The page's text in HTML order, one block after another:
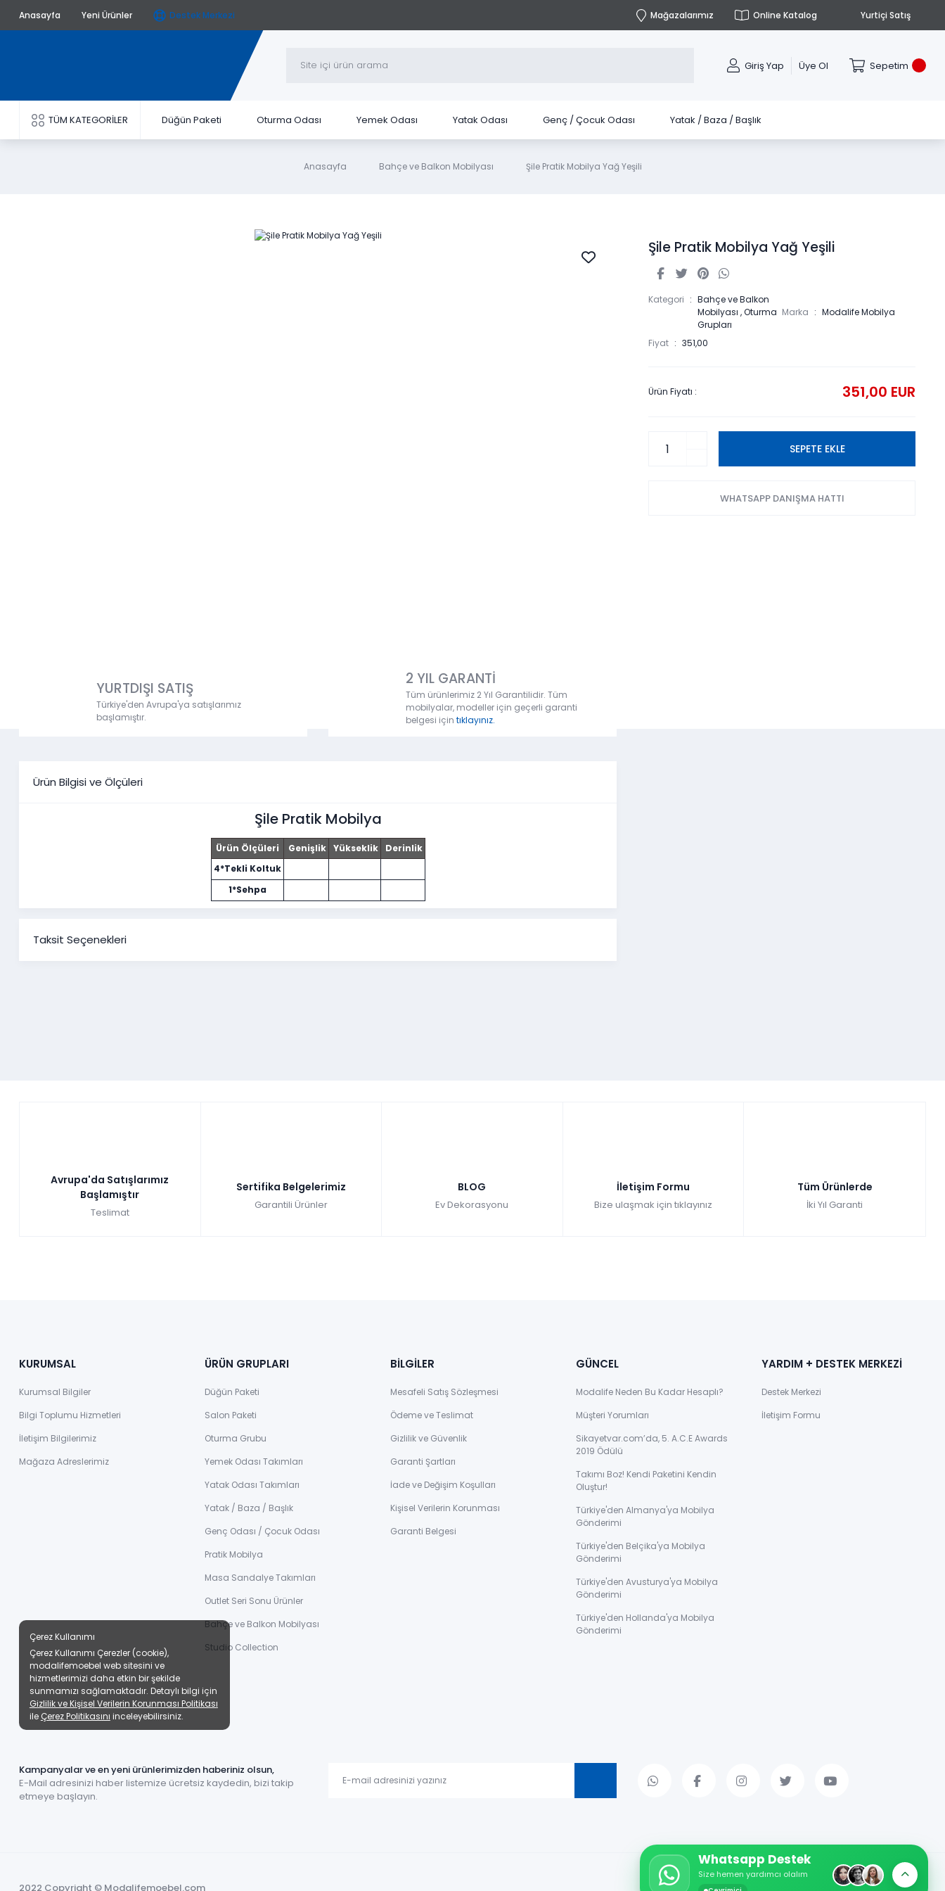
Anasayfa Yeni Ürünler Destek Merkezi Mağazalarımız Online Katalog Yurtiçi Satış
Giriş Yap Üye Ol Sepetim
TÜM KATEGORİLER Düğün Paketi Oturma Odası Yemek Odası Yatak Odası Genç / Çocuk Odası Yatak / Baza / Başlık
Anasayfa Bahçe ve Balkon Mobilyası Şile Pratik Mobilya Yağ Yeşili
YURTDIŞI SATIŞ
Türkiye'den Avrupa'ya satışlarımız
başlamıştır.
2 YIL GARANTİ
Tüm ürünlerimiz 2 Yıl Garantilidir. Tüm
mobilyalar, modeller için geçerli garanti
belgesi için tıklayınız.
Ürün Bilgisi ve Ölçüleri
Şile Pratik Mobilya
Ürün Ölçüleri Genişlik Yükseklik
Derinlik
4*Tekli Koltuk
1*Sehpa
Taksit Seçenekleri
Şile Pratik Mobilya Yağ Yeşili
Kategori
Bahçe ve Balkon
Mobilyası ,Oturma
Grupları
Marka Modalife Mobilya
Fiyat 351,00
Ürün Fiyatı : 351,00 EUR
SEPETE EKLE
WHATSAPP DANIŞMA HATTI
Whatsapp Destek
Size hemen yardımcı olalım
Avrupa'da Satışlarımız
Başlamıştır
Teslimat
Sertifika Belgelerimiz
Garantili Ürünler
BLOG
Ev Dekorasyonu
İletişim Formu
Bize ulaşmak için tıklayınız
Tüm Ürünlerde
İki Yıl Garanti
KURUMSAL
Kurumsal Bilgiler
Bilgi Toplumu Hizmetleri
İletişim Bilgilerimiz
Mağaza Adreslerimiz
ÜRÜN GRUPLARI
Düğün Paketi
Salon Paketi
Oturma Grubu
Yemek Odası Takımları
Yatak Odası Takımları
Yatak / Baza / Başlık
Genç Odası / Çocuk Odası
Pratik Mobilya
Masa Sandalye Takımları
Outlet Seri Sonu Ürünler
Bahçe ve Balkon Mobilyası
Studio Collection
BİLGİLER
Mesafeli Satış Sözleşmesi
Ödeme ve Teslimat
Gizlilik ve Güvenlik
Garanti Şartları
İade ve Değişim Koşulları
Kişisel Verilerin Korunması
Garanti Belgesi
GÜNCEL
Modalife Neden Bu Kadar Hesaplı?
Müşteri Yorumları
Sikayetvar.com’da, 5. A.C.E Awards
2019 Ödülü
Takımı Boz! Kendi Paketini Kendin
Oluştur!
Türkiye'den Almanya'ya Mobilya
Gönderimi
Türkiye'den Belçika'ya Mobilya
Gönderimi
Türkiye'den Avusturya'ya Mobilya
Gönderimi
Türkiye'den Hollanda'ya Mobilya
Gönderimi
YARDIM + DESTEK MERKEZİ
Destek Merkezi
İletişim Formu
Kampanyalar ve en yeni ürünlerimizden haberiniz olsun,
E-Mail adresinizi haber listemize ücretsiz kaydedin, bizi takip
etmeye başlayın.
2022 Copyright © Modalifemoebel.com
Çerez Kullanımı
Çerez Kullanımı Çerezler (cookie),
modalifemoebel web sitesini ve
hizmetlerimizi daha etkin bir şekilde
sunmamızı sağlamaktadır. Detaylı bilgi için
Gizlilik ve Kişisel Verilerin Korunması Politikası
ile Çerez Politikasını inceleyebilirsiniz.